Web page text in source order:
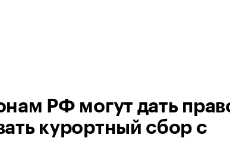
РФ могут дать
курортный сбор с